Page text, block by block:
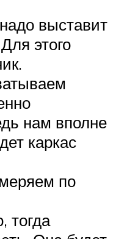
выставит
этого
нам вполне
каркас
по
тогда